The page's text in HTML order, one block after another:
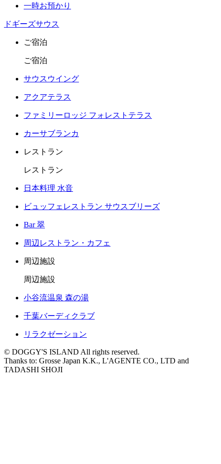
一時お預かり
ドギーズサウス
ご宿泊
ご宿泊
サウスウイング
アクアテラス
ファミリーロッジ フォレストテラス
カーサブランカ
レストラン
レストラン
日本料理 水音
ビュッフェレストラン サウスブリーズ
Bar 翠
周辺レストラン・カフェ
周辺施設
周辺施設
小谷流温泉 森の湯
千葉バーディクラブ
リラクゼーション
© DOGGY'S ISLAND All rights reserved.
Thanks to: Grosse Japan K.K., L'AGENTE CO., LTD and
TADASHI SHOJI